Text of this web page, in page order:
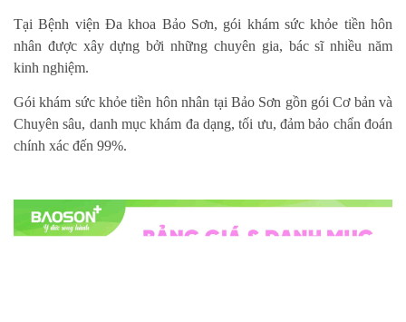
Tại Bệnh viện Đa khoa Bảo Sơn, gói khám sức khỏe tiền hôn
nhân được xây dựng bởi những chuyên gia, bác sĩ nhiều năm
kinh nghiệm.
Gói khám sức khỏe tiền hôn nhân tại Bảo Sơn gồn gói Cơ bản và
Chuyên sâu, danh mục khám đa dạng, tối ưu, đảm bảo chẩn đoán
chính xác đến 99%.